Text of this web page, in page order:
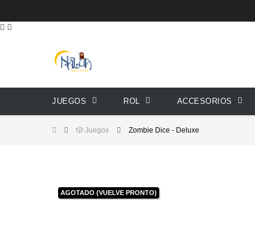
JUEGOS ROL ACCESORIOS
🎲 Juegos Zombie Dice - Deluxe
AGOTADO (VUELVE PRONTO)